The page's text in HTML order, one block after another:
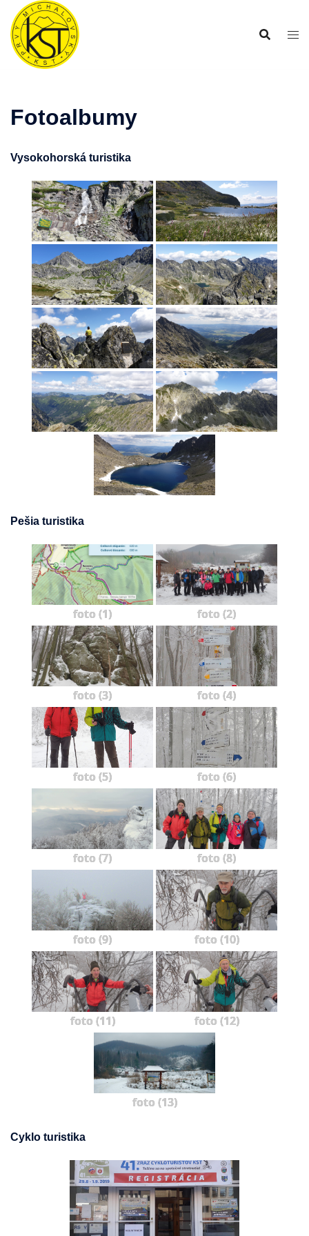
Preskočiť
obsah
Fotoalbumy
Vysokohorská turistika
Pešia turistika
foto (1) foto (2)
foto (3) foto (4)
foto (5) foto (6)
foto (7) foto (8)
foto (9) foto (10)
foto (11) foto (12)
foto (13)
Cyklo turistika